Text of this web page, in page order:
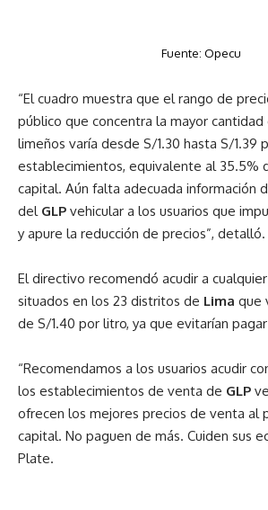
Fuente: Opecu
“El cuadro muestra que el rango de
público que concentra la mayor
limeños varía desde S/1.30 hasta S/1.39
establecimientos, equivalente al 35.5%
capital. Aún falta adecuada información
del GLP vehicular a los usuarios que
y apure la reducción de precios”, detalló.
El directivo recomendó acudir a
situados en los 23 distritos de Lima que
de S/1.40 por litro, ya que evitarían
“Recomendamos a los usuarios acudir
los establecimientos de venta de GLP
ofrecen los mejores precios de venta al
capital. No paguen de más. Cuiden sus
Plate.